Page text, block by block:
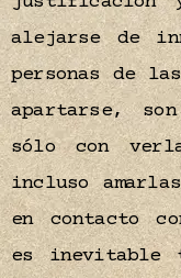
alejarse de
personas de
apartarse,
sólo con
incluso
en contacto
es inevitable